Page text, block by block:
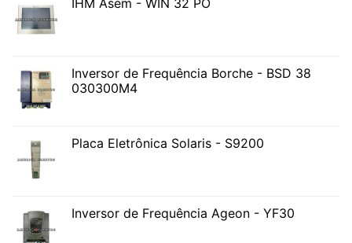
Inversor de Frequência Borche - BSD 38
030300M4
Placa Eletrônica Solaris - S9200
Inversor de Frequência Ageon - YF30